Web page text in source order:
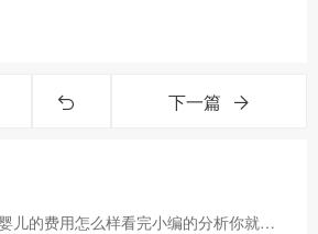
下一篇
在长沙做一次试管婴儿的费用怎么样看完小编的分析你就明白了